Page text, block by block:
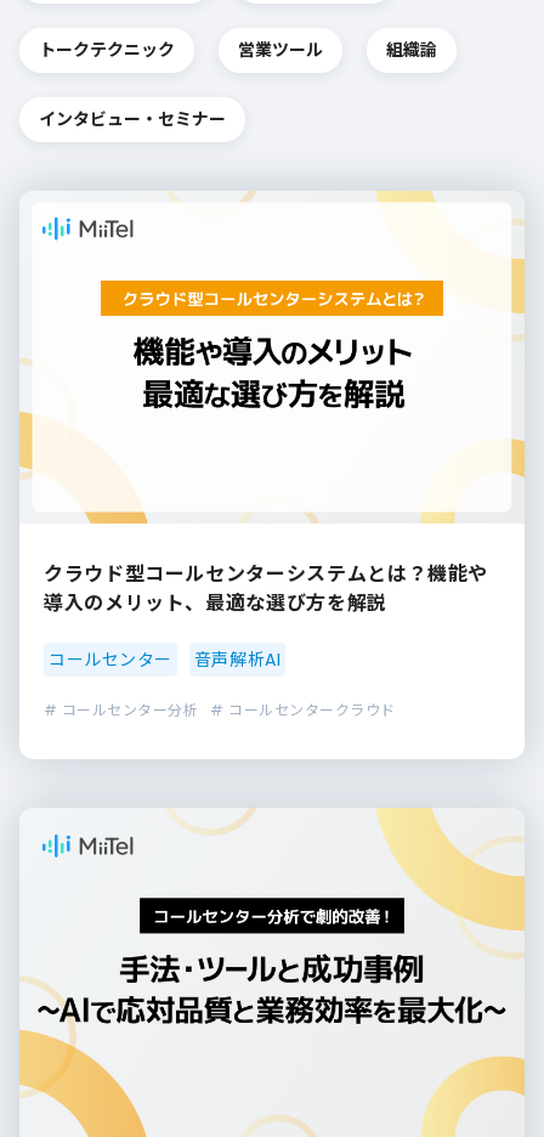
トークテクニック 営業ツール 組織論
インタビュー・セミナー
クラウド型コールセンターシステムとは？機能や
導入のメリット、最適な選び方を解説
コールセンター 音声解析AI
# コールセンター分析 # コールセンタークラウド